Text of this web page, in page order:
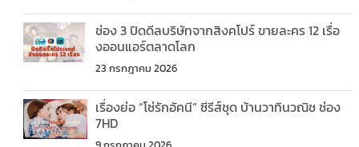
ช่อง 3 ปิดดีลบริษัทจากสิงคโปร์ ขายละคร 12 เรื่อ
งออนแอร์ตลาดโลก
23 กรกฎาคม 2026
เรื่องย่อ “โซ่รักอัคนี” ซีรีส์ชุด บ้านวาทินวณิช ช่อง
7HD